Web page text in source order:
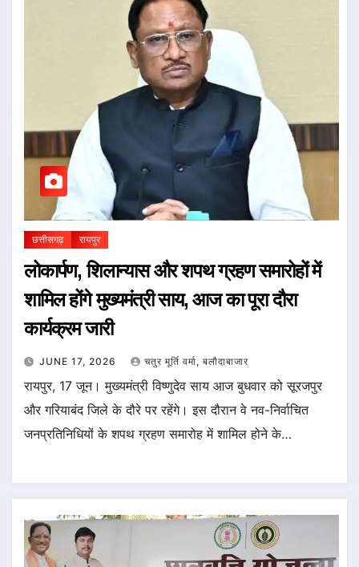
छत्तीसगढ़ रायपुर
लोकार्पण, शिलान्यास और शपथ ग्रहण समारोहों में
शामिल होंगे मुख्यमंत्री साय, आज का पूरा दौरा
कार्यक्रम जारी
JUNE 17, 2026 चतुर मूर्ति वर्मा, बलौदाबाजार
रायपुर, 17 जून। मुख्यमंत्री विष्णुदेव साय आज बुधवार को सूरजपुर
और गरियाबंद जिले के दौरे पर रहेंगे। इस दौरान वे नव-निर्वाचित
जनप्रतिनिधियों के शपथ ग्रहण समारोह में शामिल होने के…